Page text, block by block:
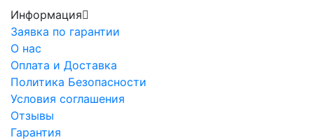
Информация
Заявка по гарантии
О нас
Оплата и Доставка
Политика Безопасности
Условия соглашения
Отзывы
Гарантия